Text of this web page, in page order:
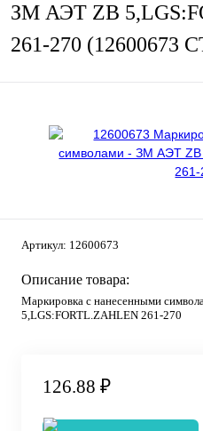
ЗМ АЭТ ZB
261-270 (12600673
Артикул: 12600673
Описание товара:
Маркировка с нанесенными
5,LGS:FORTL.ZAHLEN 261-270
126.88 ₽